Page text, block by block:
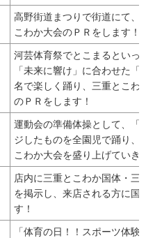
高野街道まつりで街道にて、
こわか大会のＰＲをします！
河芸体育祭でとこまるといっ
「未来に響け」に合わせた
名で楽しく踊り、三重とこわ
のＰＲをします！
運動会の準備体操として、「
ジしたものを全園児で踊り、
こわか大会を盛り上げていき
店内に三重とこわか国体・三
を掲示し、来店される方に国
す！
「体育の日！！スポーツ体